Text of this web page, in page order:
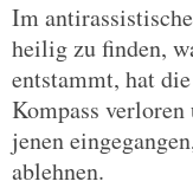
Im
heilig zu finden,
entstammt, hat
Kompass
jenen
ablehnen.